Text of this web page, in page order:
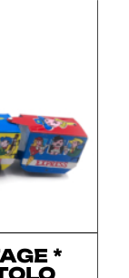
*